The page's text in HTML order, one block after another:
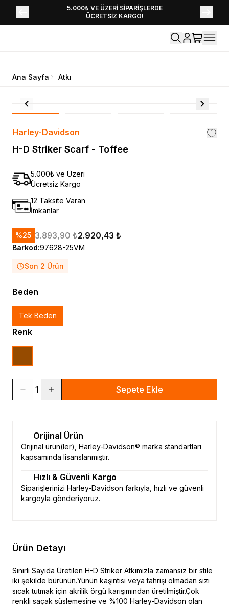
5.000₺ VE ÜZERİ SİPARİŞLERDE
ÜCRETSİZ KARGO!
YENİ SEZON KOLEKSİYONU EKLENDİ,
HEMEN KEŞFET!
Ana Sayfa Atkı
Harley-Davidson
H-D Striker Scarf - Toffee
5.000₺ ve Üzeri
Ücretsiz Kargo
12 Taksite Varan
İmkanlar
%25 3.893,90 ₺2.920,43 ₺
Barkod:97628-25VM
Son 2 Ürün
Beden
Tek Beden
Renk
1 Sepete Ekle
Orijinal Ürün
Orijinal ürün(ler), Harley-Davidson® marka standartları
kapsamında lisanslanmıştır.
Hızlı & Güvenli Kargo
Siparişlerinizi Harley-Davidson farkıyla, hızlı ve güvenli
kargoyla gönderiyoruz.
Ürün Detayı
Sınırlı Sayıda Üretilen H-D Striker Atkımızla zamansız bir stile
iki şekilde bürünün.Yünün kaşıntısı veya tahrişi olmadan sizi
sıcak tutmak için akrilik örgü karışımından üretilmiştir.Çok
renkli saçak süslemesine ve %100 Harley-Davidson olan